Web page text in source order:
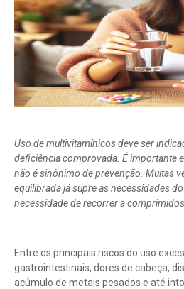
Uso de multivitamínicos deve ser
deficiência comprovada. É importante
não é sinônimo de prevenção. Muitas
equilibrada já supre as necessidades
necessidade de recorrer a comprimidos
Entre os principais riscos do uso
gastrointestinais, dores de cabeça,
acúmulo de metais pesados e até